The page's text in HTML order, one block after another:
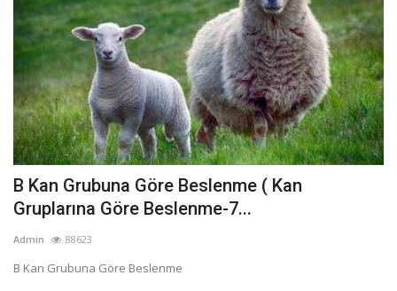
B Kan Grubuna Göre Beslenme ( Kan
Gruplarına Göre Beslenme-7...
Admin 88623
B Kan Grubuna Göre Beslenme